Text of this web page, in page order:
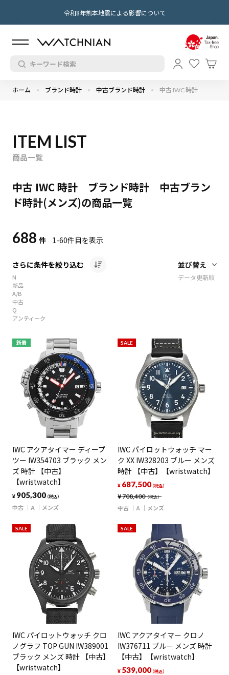
令和8年熊本地震による影響について
ホーム ブランド時計 中古ブランド時計 中古 IWC 時計
ITEM LIST
商品一覧
中古 IWC 時計 ブランド時計 中古ブラン
ド時計(メンズ)の商品一覧
688 件 1-60件目を表示
さらに条件を絞り込む
N
新品
A/B
中古
Q
アンティーク
データ更新順
新着
IWC アクアタイマー ディープ
ツー IW354703 ブラック メン
ズ 時計 【中古】
【wristwatch】
¥ 905,300（税込）
中古 A メンズ
SALE
IWC パイロットウォッチ マー
ク XX IW328203 ブルー メンズ
時計 【中古】【wristwatch】
¥708,400（税込）
¥ 687,500（税込）
中古 A メンズ
SALE
IWC パイロットウォッチ クロ
ノグラフ TOP GUN IW389001
ブラック メンズ 時計 【中古】
【wristwatch】
SALE
IWC アクアタイマー クロノ
IW376711 ブルー メンズ 時計
【中古】【wristwatch】
¥ 539,000（税込）